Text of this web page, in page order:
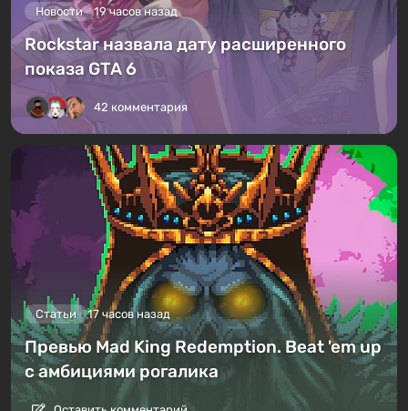
Новости 19 часов назад
Rockstar назвала дату расширенного
показа GTA 6
42 комментария
Статьи 17 часов назад
Превью Mad King Redemption. Beat 'em up
с амбициями рогалика